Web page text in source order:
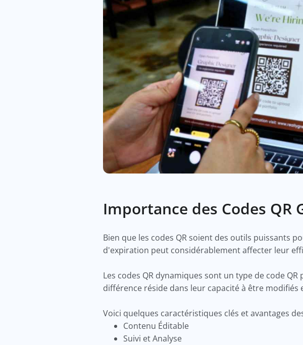
Importance des Codes QR
Bien que les codes QR soient des outils puissants
d'expiration peut considérablement affecter leur
Les codes QR dynamiques sont un type de code
différence réside dans leur capacité à être
Voici quelques caractéristiques clés et avantages
Contenu Éditable
Suivi et Analyse